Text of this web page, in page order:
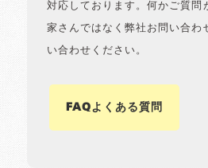
対応しております。何かご質問
家さんではなく弊社お問い合わ
い合わせください。
FAQよくある質問